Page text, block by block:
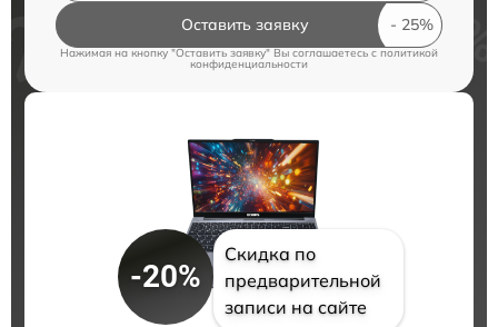
Оставить заявку
Нажимая на кнопку "Оставить заявку" Вы соглашаетесь cполитикой
конфиденциальности
-20%
Скидка по
предварительной
записи на сайте